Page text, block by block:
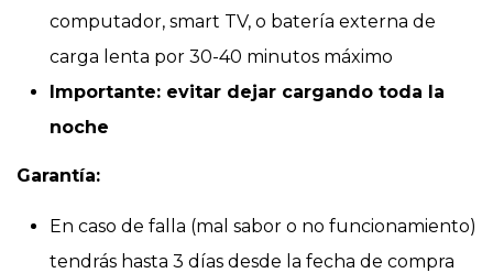
computador, smart TV, o batería externa de
carga lenta por 30-40 minutos máximo
Importante: evitar dejar cargando toda la
noche
Garantía:
En caso de falla (mal sabor o no funcionamiento)
tendrás hasta 3 días desde la fecha de compra